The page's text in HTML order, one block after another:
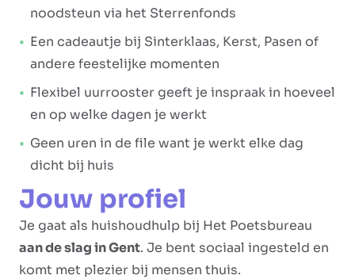
noodsteun via het Sterrenfonds
Een cadeautje bij Sinterklaas, Kerst, Pasen of
andere feestelijke momenten
Flexibel uurrooster geeft je inspraak in hoeveel
en op welke dagen je werkt
Geen uren in de file want je werkt elke dag
dicht bij huis
Jouw profiel
Je gaat als huishoudhulp bij Het Poetsbureau
aan de slag in Gent. Je bent sociaal ingesteld en
komt met plezier bij mensen thuis.